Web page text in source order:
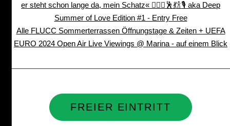
er steht schon lange da, mein Schatz« 👩‍❤️‍👩🕺💃🍾🎙️ aka Deep
Summer of Love Edition #1 - Entry Free
Alle FLUCC Sommerterrassen Öffnungstage & Zeiten + UEFA
EURO 2024 Open Air Live Viewings @ Marina - auf einem Blick
FREIER EINTRITT